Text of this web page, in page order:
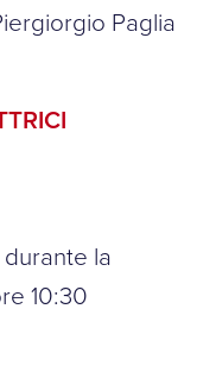
Paglia
la
10:30